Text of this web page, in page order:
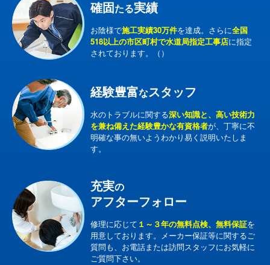
確固たる実績
お陰様で施工実績30万件を達成。さらに全国
518以上の市区町村で水道局指定工事店に指定
されております。（）
経験豊富なスタッフ
水のトラブルに関する深い知識と、高い技術力
を兼ね備えた経験豊かな有資格者が、丁寧に不
明確な事の無いようわかり易く説明いたしま
す。
充実の
アフターフォロー
修理に応じて １～３年の無料点検、無料保証を
用意しております。メーカー保証等に関するご
質問も、お電話または訪問スタッフにお気軽に
ご質問下さい。